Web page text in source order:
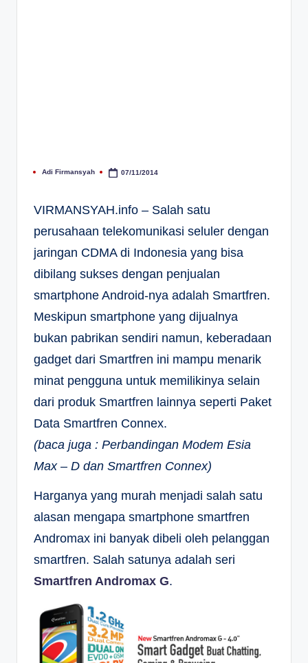
Posted
Adi Firmansyah 07/11/2014
VIRMANSYAH.info – Salah satu
perusahaan telekomunikasi seluler dengan
jaringan CDMA di Indonesia yang bisa
dibilang sukses dengan penjualan
smartphone Android-nya adalah Smartfren.
Meskipun smartphone yang dijualnya
bukan pabrikan sendiri namun, keberadaan
gadget dari Smartfren ini mampu menarik
minat pengguna untuk memilikinya selain
dari produk Smartfren lainnya seperti Paket
Data Smartfren Connex.
(baca juga : Perbandingan Modem Esia
Max – D dan Smartfren Connex)
Harganya yang murah menjadi salah satu
alasan mengapa smartphone smartfren
Andromax ini banyak dibeli oleh pelanggan
smartfren. Salah satunya adalah seri
Smartfren Andromax G.